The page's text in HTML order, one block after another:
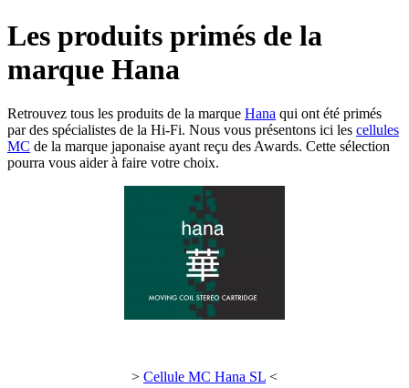
Les produits primés de la
marque Hana
Retrouvez tous les produits de la marque Hana qui ont été primés
par des spécialistes de la Hi-Fi. Nous vous présentons ici les cellules
MC de la marque japonaise ayant reçu des Awards. Cette sélection
pourra vous aider à faire votre choix.
> Cellule MC Hana SL <